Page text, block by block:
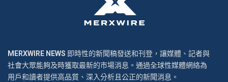
MERXWIRE NEWS 即時性的新聞稿發送和刊登，讓媒體、記者與
社會大眾能夠及時獲取最新的市場消息。通過全球性媒體網絡為
用戶和讀者提供高品質、深入分析且公正的新聞消息。